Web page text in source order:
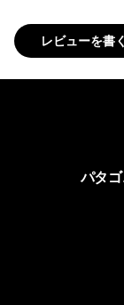
レビューを書く
パタ